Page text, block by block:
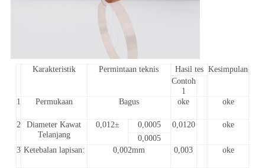
Karakteristik Permintaan teknis Hasil tes Kesimpulan
Contoh
1
1
Permukaan Bagus oke oke
2
Diameter Kawat
Telanjang
0,012± 0,0005 0,0120
oke
0,0005
3 Ketebalan lapisan: 0,002mm 0,003 oke